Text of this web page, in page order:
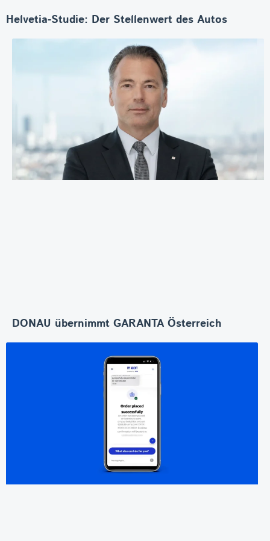
Helvetia-Studie: Der Stellenwert des Autos
DONAU übernimmt GARANTA Österreich